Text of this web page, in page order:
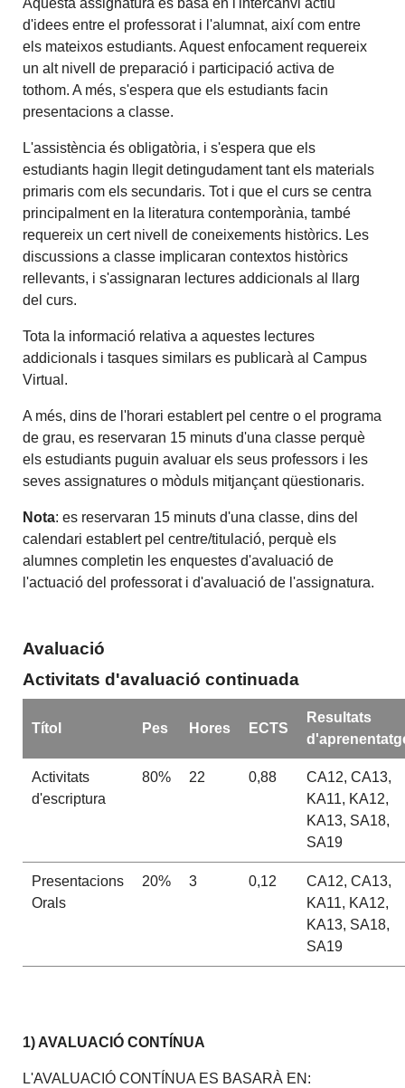
d'idees entre el professorat i l'alumnat, així com entre
els mateixos estudiants. Aquest enfocament requereix
un alt nivell de preparació i participació activa de
tothom. A més, s'espera que els estudiants facin
presentacions a classe.
L'assistència és obligatòria, i s'espera que els
estudiants hagin llegit detingudament tant els materials
primaris com els secundaris. Tot i que el curs se centra
principalment en la literatura contemporània, també
requereix un cert nivell de coneixements històrics. Les
discussions a classe implicaran contextos històrics
rellevants, i s'assignaran lectures addicionals al llarg
del curs.
Tota la informació relativa a aquestes lectures
addicionals i tasques similars es publicarà al Campus
Virtual.
A més, dins de l'horari establert pel centre o el programa
de grau, es reservaran 15 minuts d'una classe perquè
els estudiants puguin avaluar els seus professors i les
seves assignatures o mòduls mitjançant qüestionaris.
Nota: es reservaran 15 minuts d'una classe, dins del
calendari establert pel centre/titulació, perquè els
alumnes completin les enquestes d'avaluació de
l'actuació del professorat i d'avaluació de l'assignatura.
Avaluació
Activitats d'avaluació continuada
Títol Pes Hores ECTS
Resultats
Activitats
d'escriptura
80% 22 0,88
CA12, CA13,
KA11, KA12,
KA13, SA18,
SA19
Presentacions
Orals
20% 3 0,12
CA12, CA13,
KA11, KA12,
KA13, SA18,
SA19
1) AVALUACIÓ CONTÍNUA
L'AVALUACIÓ CONTÍNUA ES BASARÀ EN: